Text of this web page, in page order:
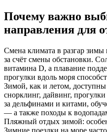
Почему важно
направления для
Смена климата в разгар зимы
за счёт смены обстановки.
витамина D, а плавание
прогулки вдоль моря
Зимой, как и летом,
снорклинг, дайвинг,
за дельфинами и китами,
— а также походы к
Пляжный отдых зимой:
Зимние поездки на море